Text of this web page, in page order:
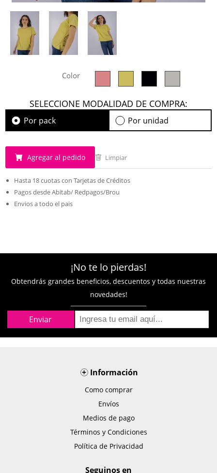
Color
SELECCIONE MODALIDAD DE COMPRA:
Por pack Por unidad
Agregar al pedido Limpiar
Hasta 18 cuotas con Tarjetas de Créditos
Pagos desde Abitab/ Redpagos/Brou
Envios a todo el pais
¡No te lo pierdas!
Obtendrás grandes beneficios, descuentos y todas nuestras
novedades!
+Información
Como comprar
Envíos
Medios de pago
Términos y Condiciones
Política de Privacidad
Seguinos en